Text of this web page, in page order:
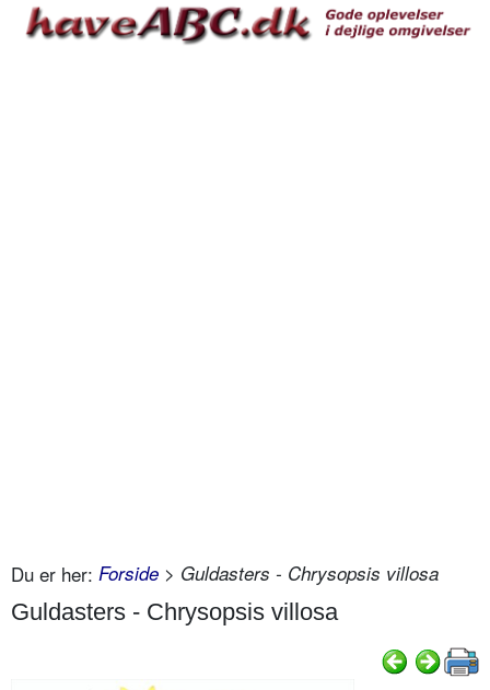
Du er her: Forside > Guldasters - Chrysopsis villosa
Guldasters - Chrysopsis villosa